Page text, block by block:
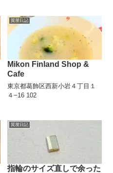
質屋日記
Mikon Finland Shop &
Cafe
東京都葛飾区西新小岩４丁目１
４−16 102
質屋日記
指輪のサイズ直しで余った